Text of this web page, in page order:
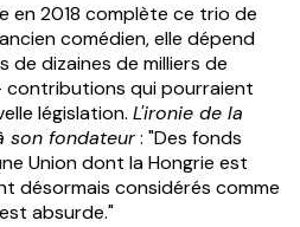
en 2018 complète ce trio de
comédien, elle dépend
dizaines de milliers de
qui pourraient
législation. L'ironie de la
son fondateur: "Des fonds
Union dont la Hongrie est
désormais considérés comme
absurde."